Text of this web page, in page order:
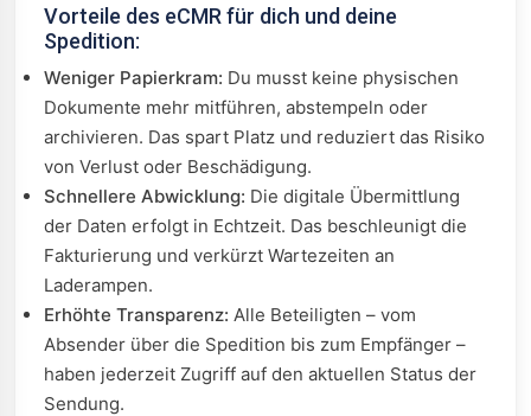
Vorteile des eCMR für dich und deine
Spedition:
Weniger Papierkram: Du musst keine physischen
Dokumente mehr mitführen, abstempeln oder
archivieren. Das spart Platz und reduziert das Risiko
von Verlust oder Beschädigung.
Schnellere Abwicklung: Die digitale Übermittlung
der Daten erfolgt in Echtzeit. Das beschleunigt die
Fakturierung und verkürzt Wartezeiten an
Laderampen.
Erhöhte Transparenz: Alle Beteiligten – vom
Absender über die Spedition bis zum Empfänger –
haben jederzeit Zugriff auf den aktuellen Status der
Sendung.